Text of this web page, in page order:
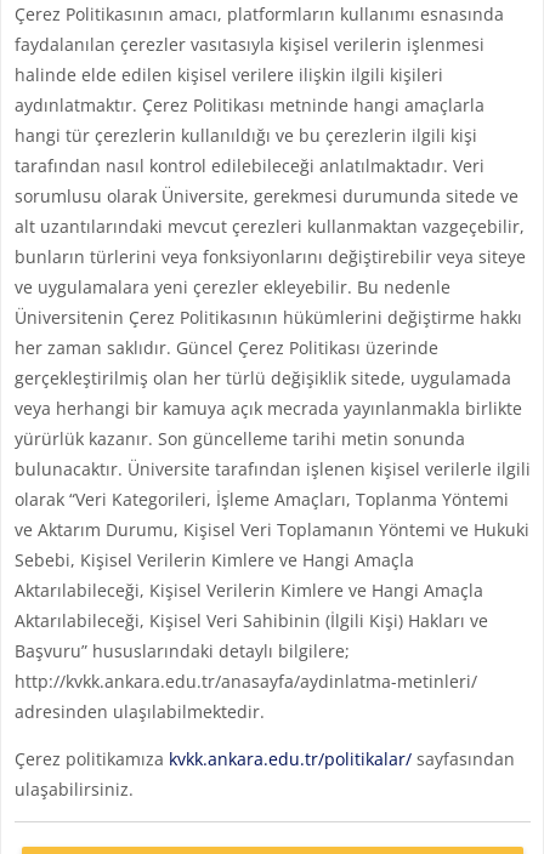
Çerez Politikasının amacı, platformların kullanımı esnasında
faydalanılan çerezler vasıtasıyla kişisel verilerin işlenmesi
halinde elde edilen kişisel verilere ilişkin ilgili kişileri
aydınlatmaktır. Çerez Politikası metninde hangi amaçlarla
hangi tür çerezlerin kullanıldığı ve bu çerezlerin ilgili kişi
tarafından nasıl kontrol edilebileceği anlatılmaktadır. Veri
sorumlusu olarak Üniversite, gerekmesi durumunda sitede ve
alt uzantılarındaki mevcut çerezleri kullanmaktan vazgeçebilir,
bunların türlerini veya fonksiyonlarını değiştirebilir veya siteye
ve uygulamalara yeni çerezler ekleyebilir. Bu nedenle
Üniversitenin Çerez Politikasının hükümlerini değiştirme hakkı
her zaman saklıdır. Güncel Çerez Politikası üzerinde
gerçekleştirilmiş olan her türlü değişiklik sitede, uygulamada
veya herhangi bir kamuya açık mecrada yayınlanmakla birlikte
yürürlük kazanır. Son güncelleme tarihi metin sonunda
bulunacaktır. Üniversite tarafından işlenen kişisel verilerle ilgili
olarak “Veri Kategorileri, İşleme Amaçları, Toplanma Yöntemi
ve Aktarım Durumu, Kişisel Veri Toplamanın Yöntemi ve Hukuki
Sebebi, Kişisel Verilerin Kimlere ve Hangi Amaçla
Aktarılabileceği, Kişisel Verilerin Kimlere ve Hangi Amaçla
Aktarılabileceği, Kişisel Veri Sahibinin (İlgili Kişi) Hakları ve
Başvuru” hususlarındaki detaylı bilgilere;
http://kvkk.ankara.edu.tr/anasayfa/aydinlatma-metinleri/
adresinden ulaşılabilmektedir.
Çerez politikamıza kvkk.ankara.edu.tr/politikalar/sayfasından
ulaşabilirsiniz.